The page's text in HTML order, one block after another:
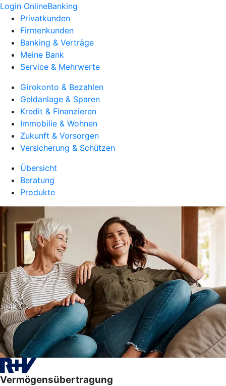
Login OnlineBanking
Privatkunden
Firmenkunden
Banking & Verträge
Meine Bank
Service & Mehrwerte
Girokonto & Bezahlen
Geldanlage & Sparen
Kredit & Finanzieren
Immobilie & Wohnen
Zukunft & Vorsorgen
Versicherung & Schützen
Übersicht
Beratung
Produkte
Vermögensübertragung